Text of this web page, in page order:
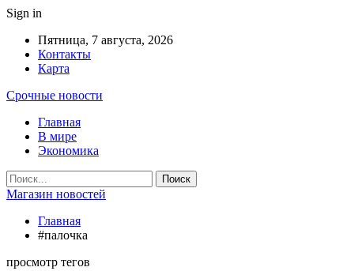
Sign in
Пятница, 7 августа, 2026
Контакты
Карта
Срочные новости
Главная
В мире
Экономика
Магазин новостей
Главная
#палочка
просмотр тегов